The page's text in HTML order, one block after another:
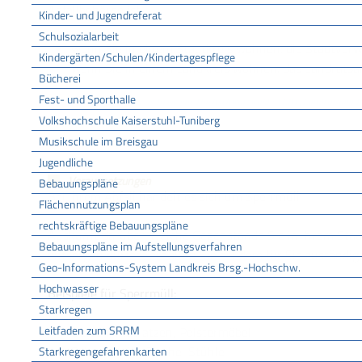
Kinder- und Jugendreferat
Schulsozialarbeit
Kindergärten/Schulen/Kindertagespflege
Bücherei
Fest- und Sporthalle
Volkshochschule Kaiserstuhl-Tuniberg
Musikschule im Breisgau
Jugendliche
Bebauungspläne
Flächennutzungsplan
rechtskräftige Bebauungspläne
Bebauungspläne im Aufstellungsverfahren
Geo-Informations-System Landkreis Brsg.-Hochschw.
Hochwasser
Starkregen
Leitfaden zum SRRM
Starkregengefahrenkarten
Abfallbehörde ist,
wenn Sie in einem Stadtkreis wohnen: die
wenn Sie in einem Landkreis wohnen: das
Abfallwirtschaft Landkreis Breisgau-Hochschwarzwald (ALB) [Landratsamt
LEISTUNGSDETAILS
Voraussetzungen
Bei Ihrem Abfall handelt es sich um Sperrmüll.
Auskunft darüber, welche Gegenstände Sie in Ihrem
entsorgen dürfen, erhalten Sie bei dem für Sie
Beispiele für Sperrmüll:
Betten, Matratzen, Polstermöbel
Schrankteile, Tische, Stühle